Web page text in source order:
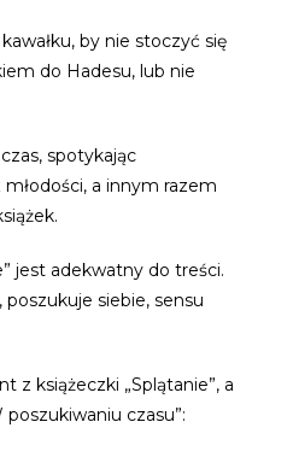
by nie stoczyć się
do Hadesu, lub nie
spotykając
a innym razem
jest adekwatny do treści.
poszukuje siebie, sensu
z książeczki „Splątanie”, a
poszukiwaniu czasu”: